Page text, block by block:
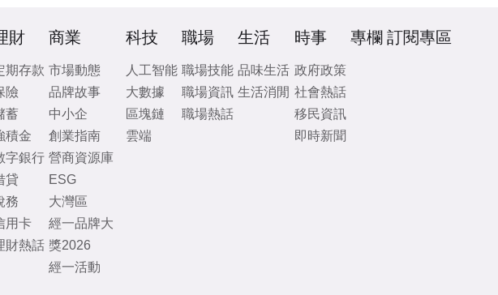
財
期存款
險
蓄
積金
字銀行
貸
務
用卡
財熱話
商業
市場動態
品牌故事
中小企
創業指南
營商資源庫
ESG
大灣區
經一品牌大
獎2026
經一活動
科技
人工智能
大數據
區塊鏈
雲端
職場
職場技能
職場資訊
職場熱話
生活
品味生活
生活消閒
時事
政府政策
社會熱話
移民資訊
即時新聞
專欄 訂閱專區